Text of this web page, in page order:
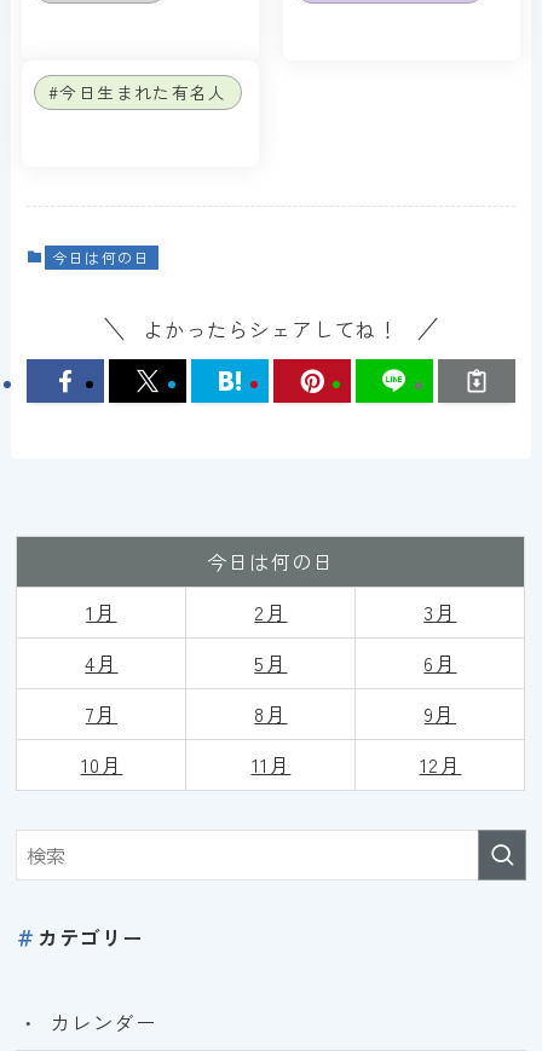
#今日生まれた有名人
今日は何の日
よかったらシェアしてね！
今日は何の日
1月
2月
3月
4月
5月
6月
7月
8月 9月
10月
11月 12月
＃ カテゴリー
カレンダー